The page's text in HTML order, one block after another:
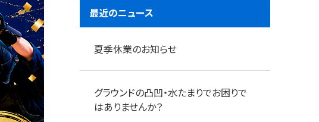
最近のニュース
夏季休業のお知らせ
グラウンドの凸凹・水たまりでお困りで
はありませんか？